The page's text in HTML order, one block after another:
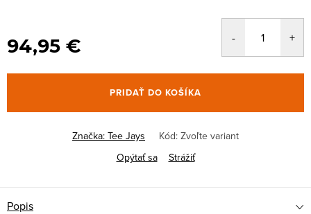
94,95 €
PRIDAŤ DO KOŠÍKA
Značka: Tee Jays Kód: Zvoľte variant
Opýtať sa
Strážiť
Popis